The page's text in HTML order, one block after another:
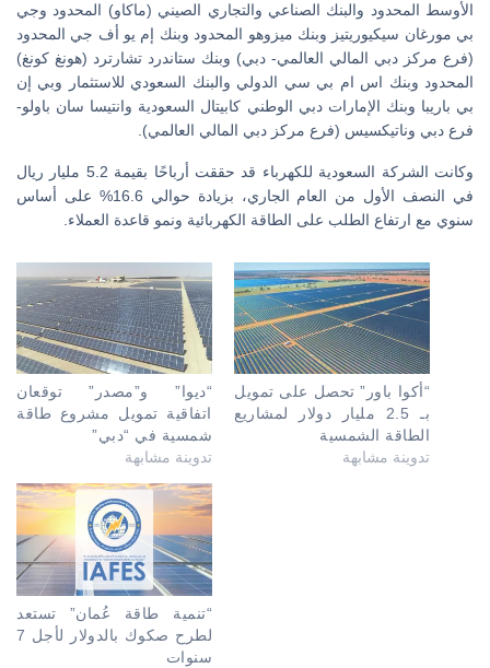
الأوسط المحدود والبنك الصناعي والتجاري الصيني (ماكاو) المحدود وجي
بي مورغان سيكيوريتيز وبنك ميزوهو المحدود وبنك إم يو أف جي المحدود
(فرع مركز دبي المالي العالمي- دبي) وبنك ستاندرد تشارترد (هونغ كونغ)
المحدود وبنك اس ام بي سي الدولي والبنك السعودي للاستثمار وبي إن
بي باريبا وبنك الإمارات دبي الوطني كابيتال السعودية وانتيسا سان باولو-
فرع دبي وناتيكسيس (فرع مركز دبي المالي العالمي).
وكانت الشركة السعودية للكهرباء قد حققت أرباحًا بقيمة 5.2 مليار ريال
في النصف الأول من العام الجاري، بزيادة حوالي 16.6% على أساس
سنوي مع ارتفاع الطلب على الطاقة الكهربائية ونمو قاعدة العملاء.
“ديوا” و”مصدر” توقعان
اتفاقية تمويل مشروع طاقة
شمسية في “دبي”
تدوينة مشابهة
“أكوا باور” تحصل على تمويل
بـ 2.5 مليار دولار لمشاريع
الطاقة الشمسية
تدوينة مشابهة
“تنمية طاقة عُمان” تستعد
لطرح صكوك بالدولار لأجل 7
سنوات